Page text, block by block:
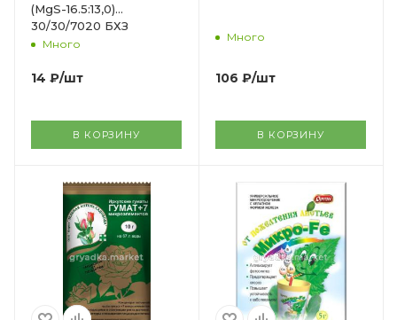
(MgS-16.5:13,0)
30/30/7020 БХЗ
Много
14 ₽/шт
В КОРЗИНУ
Много
106 ₽/шт
В КОРЗИНУ